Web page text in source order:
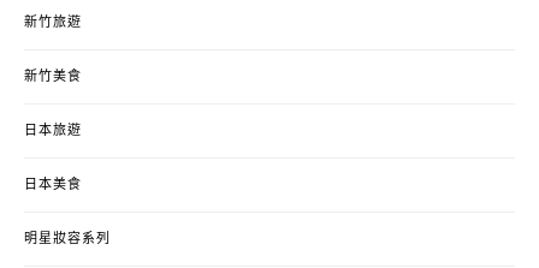
新竹旅遊
新竹美食
日本旅遊
日本美食
明星妝容系列